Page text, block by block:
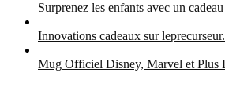
Surprenez les enfants avec un
Innovations cadeaux sur
Mug Officiel Disney, Marvel et Plus